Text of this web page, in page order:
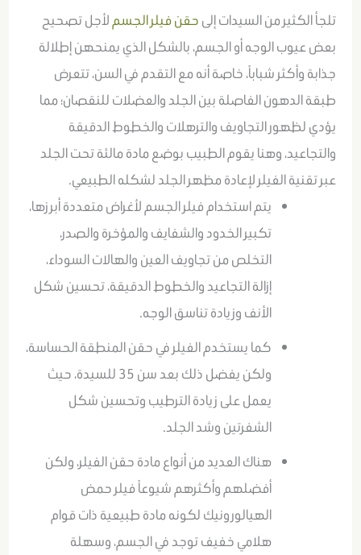
تلجأ الكثير من السيدات إلى حقن فيلر الجسملأجل تصحيح
بعض عيوب الوجه أو الجسم، بالشكل الذي يمنحهن إطلالة
جذابة وأكثر شباباً، خاصة أنه مع التقدم في السن، تتعرض
طبقة الدهون الفاصلة بين الجلد والعضلات للنقصان؛ مما
يؤدي لظهور التجاويف والترهلات والخطوط الدقيقة
والتجاعيد، وهنا يقوم الطبيب بوضع مادة مالئة تحت الجلد
عبر تقنية الفيلر لإعادة مظهر الجلد لشكله الطبيعي.
يتم استخدام فيلر الجسم لأغراض متعددة أبرزها،
تكبير الخدود والشفايف والمؤخرة والصدر،
التخلص من تجاويف العين والهالات السوداء،
إزالة التجاعيد والخطوط الدقيقة، تحسين شكل
الأنف وزيادة تناسق الوجه.
كما يستخدم الفيلر في حقن المنطقة الحساسة،
ولكن يفضل ذلك بعد سن 35 للسيدة، حيث
يعمل على زيادة الترطيب وتحسين شكل
الشفرتين وشد الجلد.
هناك العديد من أنواع مادة حقن الفيلر، ولكن
أفضلهم وأكثرهم شيوعاً فيلر حمض
الهيالورونيك لكونه مادة طبيعية ذات قوام
هلامي خفيف توجد في الجسم، وسهلة